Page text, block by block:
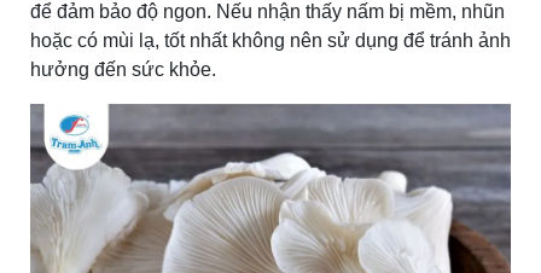
để đảm bảo độ ngon. Nếu nhận thấy nấm bị mềm, nhũn
hoặc có mùi lạ, tốt nhất không nên sử dụng để tránh ảnh
hưởng đến sức khỏe.